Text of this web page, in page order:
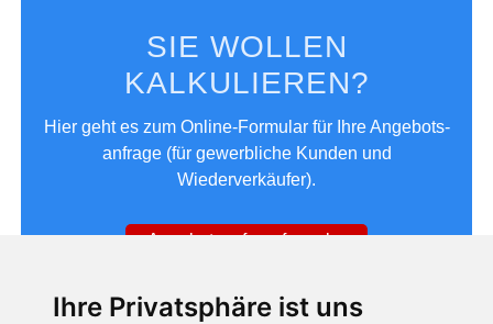
Ihre Privatsphäre ist uns
SIE WOLLEN
KALKULIEREN?
Hier geht es zum Online-Formular für Ihre Angebots­
anfrage (für gewerbliche Kunden und
Wiederverkäufer).
Angebotsanfrageformular